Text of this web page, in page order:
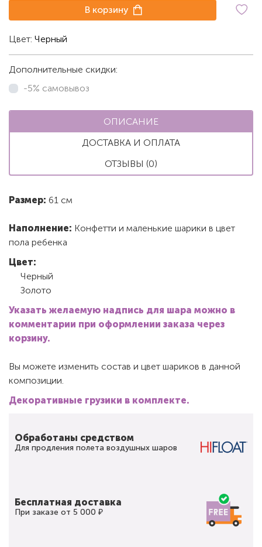
В корзину
Цвет: Черный
Дополнительные скидки:
-5% самовывоз
ОПИСАНИЕ
ДОСТАВКА И ОПЛАТА
ОТЗЫВЫ (0)
Размер: 61 см
Наполнение: Конфетти и маленькие шарики в цвет
пола ребенка
Цвет:
Черный
Золото
Указать желаемую надпись для шара можно в
комментарии при оформлении заказа через
корзину.
Вы можете изменить состав и цвет шариков в данной
композиции.
Декоративные грузики в комплекте.
Обработаны средством
Для продления полета воздушных шаров
Бесплатная доставка
При заказе от 5 000 ₽